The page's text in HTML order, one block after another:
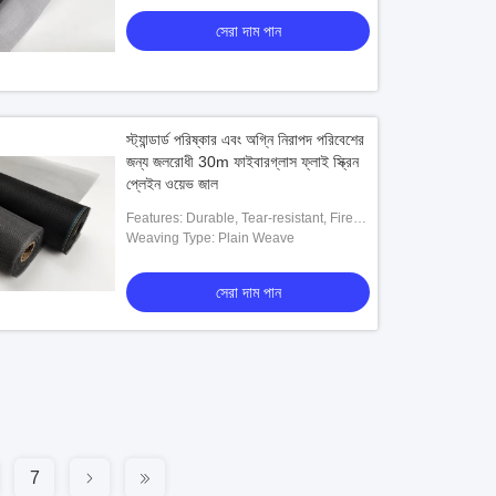
সেরা দাম পান
স্ট্যান্ডার্ড পরিষ্কার এবং অগ্নি নিরাপদ পরিবেশের
জন্য জলরোধী 30m ফাইবারগ্লাস ফ্লাই স্ক্রিন
প্লেইন ওয়েভ জাল
Features: Durable, Tear-resistant, Fire-
resistant, UV-resistant, Easy To Install
Weaving Type: Plain Weave
সেরা দাম পান
7